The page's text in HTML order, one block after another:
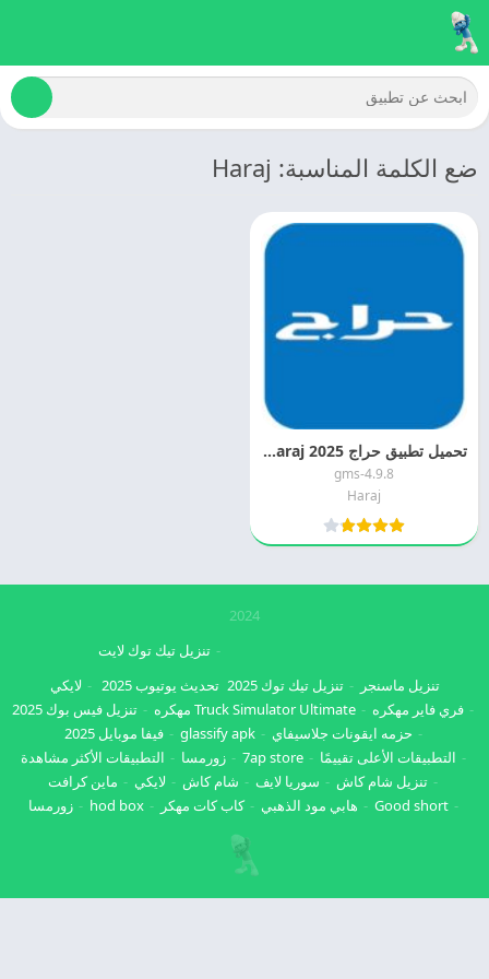
ضع الكلمة المناسبة: Haraj
تحميل تطبيق حراج 2025 Haraj مهكر اخر اصدار
4.9.8-gms
Haraj
2024
تنزيل ماسنجر تنزيل تيك توك 2025
تنزيل تيك توك لايت
تحديث يوتيوب 2025
لايكي
فري فاير مهكره
Truck Simulator Ultimate مهكره
تنزيل فيس بوك 2025
حزمه ايقونات جلاسيفاي
glassify apk
فيفا موبايل 2025
التطبيقات الأعلى تقييمًا
7ap store زورمسا
التطبيقات الأكثر مشاهدة
تنزيل شام كاش
سوريا لايف شام كاش لايكي
ماين كرافت
Good short
هابي مود الذهبي كاب كات مهكر hod box زورمسا